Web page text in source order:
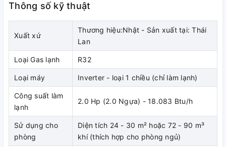
ION 24 giờ
Phần thân máy được phủ một lớp sơn đặc biệt có khả năng
phóng thích ion âm khử mùi. Ngay cả khi máy không hoạt
động bộ phận này cũng sản sinh ra một lượng ion âm đáng
kể, như được đắm mình trong thác nước, dòng suối, rừng
nguyên sinh, bạn có thể tận hưởng chúng mà không phải lo
chi phí điện phát sinh.
Nút khởi động
Nút ON/OFF trên thân dàn lạnh sử dụng khi không thể sử
dụng được bộ điều khiển từ xa.
Thông số kỹ thuật
Xuất xứ
Thương hiệu:Nhật - Sản xuất tại: Thái
Lan
Loại Gas lạnh R32
Loại máy Inverter - loại 1 chiều (chỉ làm lạnh)
Công suất làm
lạnh
2.0 Hp (2.0 Ngựa) - 18.083 Btu/h
Sử dụng cho
phòng
Diện tích 24 - 30 m² hoặc 72 - 90 m³
khí (thích hợp cho phòng ngủ)